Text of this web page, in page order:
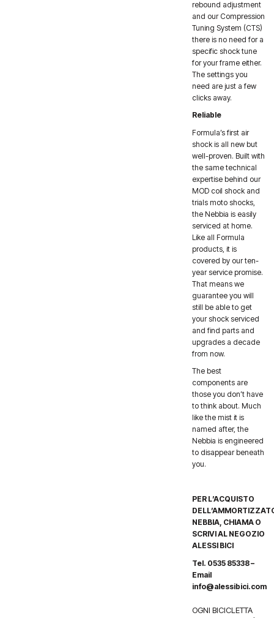
rebound adjustment
and our Compression
Tuning System (CTS)
there is no need for a
specific shock tune
for your frame either.
The settings you
need are just a few
clicks away.
Reliable
Formula’s first air
shock is all new but
well-proven. Built with
the same technical
expertise behind our
MOD coil shock and
trials moto shocks,
the Nebbia is easily
serviced at home.
Like all Formula
products, it is
covered by our ten-
year service promise.
That means we
guarantee you will
still be able to get
your shock serviced
and find parts and
upgrades a decade
from now.
The best
components are
those you don’t have
to think about. Much
like the mist it is
named after, the
Nebbia is engineered
to disappear beneath
you.
PER L’ACQUISTO
NEBBIA, CHIAMA O
SCRIVI AL NEGOZIO
ALESSI BICI
Tel. 0535 85338 –
Email
info@alessibici.com
OGNI BICICLETTA